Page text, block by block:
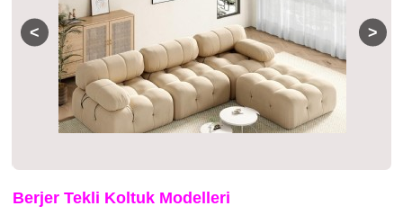
Berjer Tekli Koltuk Modelleri